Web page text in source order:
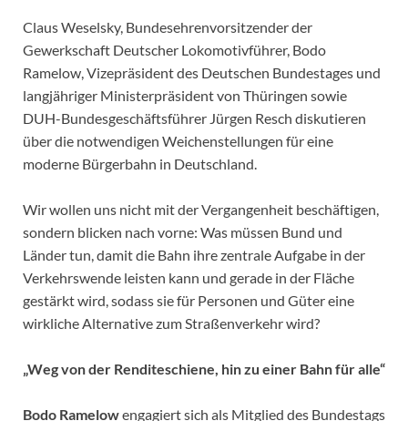
Claus Weselsky, Bundesehrenvorsitzender der
Gewerkschaft Deutscher Lokomotivführer, Bodo
Ramelow, Vizepräsident des Deutschen Bundestages und
langjähriger Ministerpräsident von Thüringen sowie
DUH-Bundesgeschäftsführer Jürgen Resch diskutieren
über die notwendigen Weichenstellungen für eine
moderne Bürgerbahn in Deutschland.
Wir wollen uns nicht mit der Vergangenheit beschäftigen,
sondern blicken nach vorne: Was müssen Bund und
Länder tun, damit die Bahn ihre zentrale Aufgabe in der
Verkehrswende leisten kann und gerade in der Fläche
gestärkt wird, sodass sie für Personen und Güter eine
wirkliche Alternative zum Straßenverkehr wird?
„Weg von der Renditeschiene, hin zu einer Bahn für alle“
Bodo Ramelowengagiert sich als Mitglied des Bundestags